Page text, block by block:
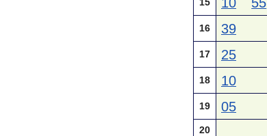
16 39
17 25
18 10
19 05
20